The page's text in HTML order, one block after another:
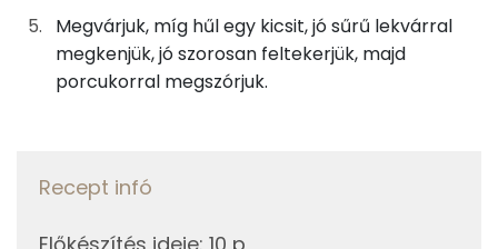
Kolin:
C vitamin:
Megvárjuk, míg hűl egy kicsit, jó sűrű lekvárral
megkenjük, jó szorosan feltekerjük, majd
porcukorral megszórjuk.
Recept infó